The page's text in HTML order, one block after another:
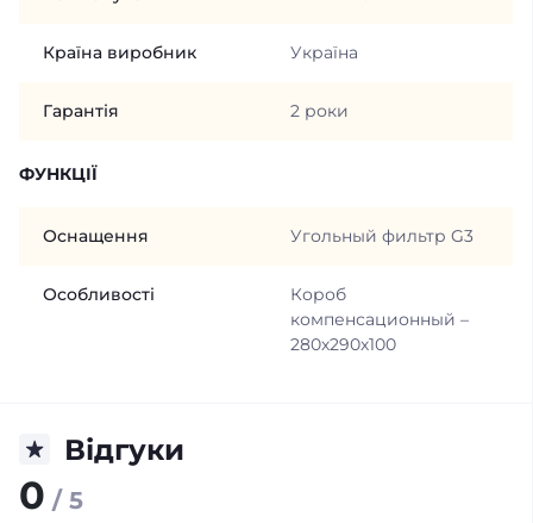
Країна виробник Україна
Гарантія 2 роки
ФУНКЦІЇ
Оснащення Угольный фильтр G3
Особливості
Короб
компенсационный –
280х290х100
Відгуки
0 / 5